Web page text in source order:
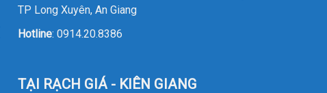
TP Long Xuyên, An Giang
Hotline:0914.20.8386
TẠI RẠCH GIÁ - KIÊN GIANG